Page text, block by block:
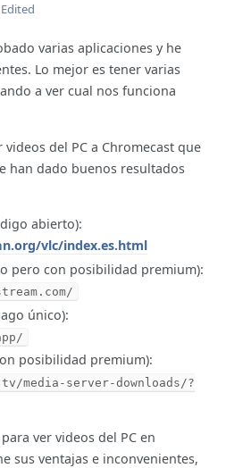
Edited
varias aplicaciones y he
Lo mejor es tener varias
a ver cual nos funciona
del PC a Chromecast que
han dado buenos resultados
abierto):
vlc/index.es.html
pero con posibilidad premium):
único):
posibilidad premium):
media-server-downloads/?
ver videos del PC en
sus ventajas e inconvenientes,